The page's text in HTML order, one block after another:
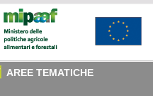
AREE TEMATICHE